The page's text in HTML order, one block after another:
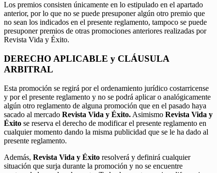
Los premios consisten únicamente en lo estipulado en el apartado
anterior, por lo que no se puede presuponer algún otro premio que
no sean los indicados en el presente reglamento, tampoco se puede
presuponer premios de otras promociones anteriores realizadas por
Revista Vida y Éxito.
DERECHO APLICABLE y CLÁUSULA
ARBITRAL
Esta promoción se regirá por el ordenamiento jurídico costarricense
y por el presente reglamento y no se podrá aplicar o analógicamente
algún otro reglamento de alguna promoción que en el pasado haya
sacado al mercado Revista Vida y Éxito. Asimismo Revista Vida y
Éxito se reserva el derecho de modificar el presente reglamento en
cualquier momento dando la misma publicidad que se le ha dado al
presente reglamento.
Además, Revista Vida y Éxito resolverá y definirá cualquier
situación que surja durante la promoción y no se encuentre